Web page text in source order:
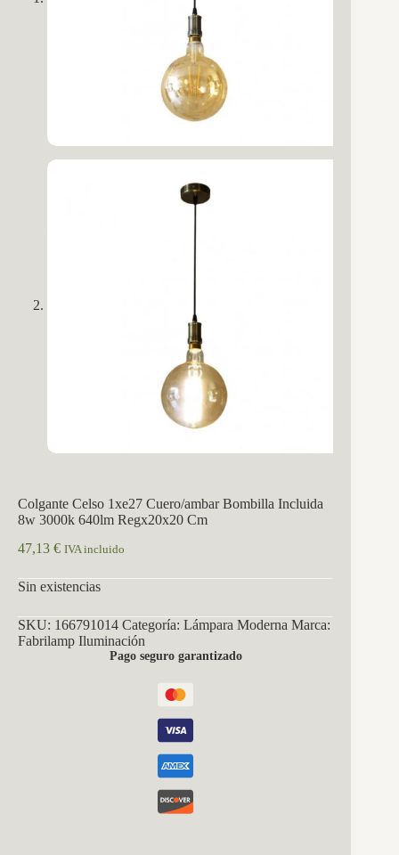
Colgante Celso 1xe27 Cuero/ambar Bombilla Incluida
8w 3000k 640lm Regx20x20 Cm
47,13 € IVA incluido
Sin existencias
SKU: 166791014 Categoría: Lámpara Moderna Marca:
Fabrilamp Iluminación
Pago seguro garantizado